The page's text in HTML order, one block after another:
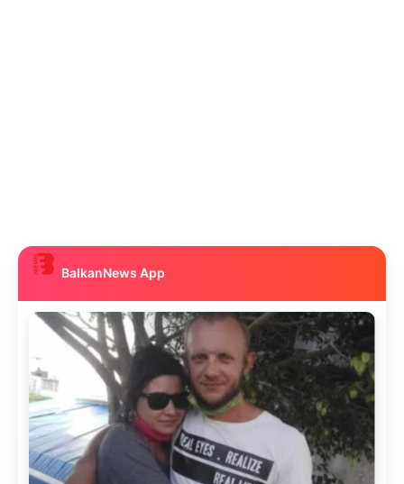
BalkanNews App